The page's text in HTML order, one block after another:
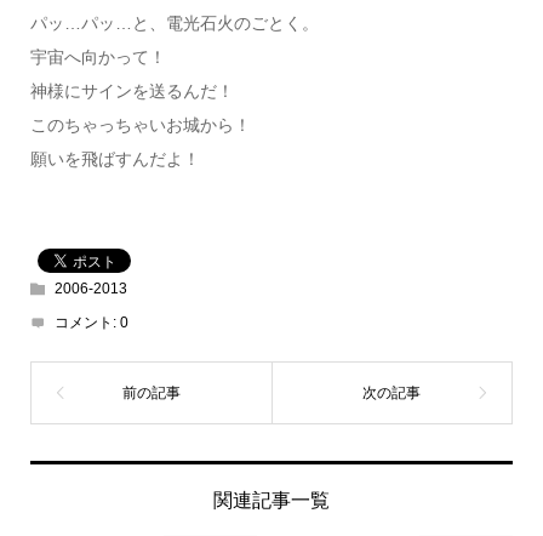
パッ…パッ…と、電光石火のごとく。
宇宙へ向かって！
神様にサインを送るんだ！
このちゃっちゃいお城から！
願いを飛ばすんだよ！
2006-2013
コメント: 0
関連記事一覧